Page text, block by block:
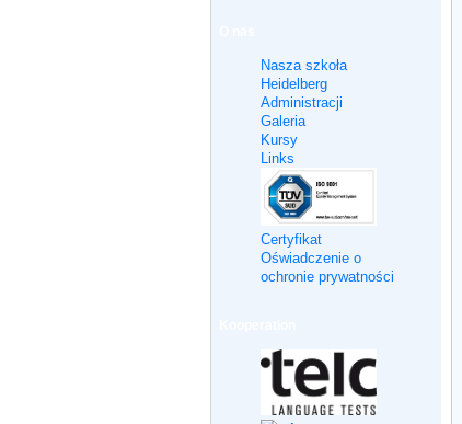
Nasza szkoła
Heidelberg
Administracji
Galeria
Kursy
Links
Certyfikat
Oświadczenie o
ochronie prywatności